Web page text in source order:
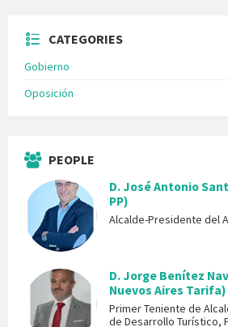
CATEGORIES
Gobierno
Oposición
PEOPLE
D. José Antonio
PP)
Alcalde-Presidente del
D. Jorge Benítez
Nuevos Aires Tarifa)
Primer Teniente de
de Desarrollo Turístico,